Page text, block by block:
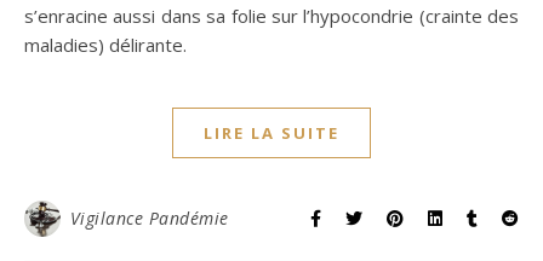
s’enracine aussi dans sa folie sur l’hypocondrie (crainte des
maladies) délirante.
LIRE LA SUITE
Vigilance Pandémie